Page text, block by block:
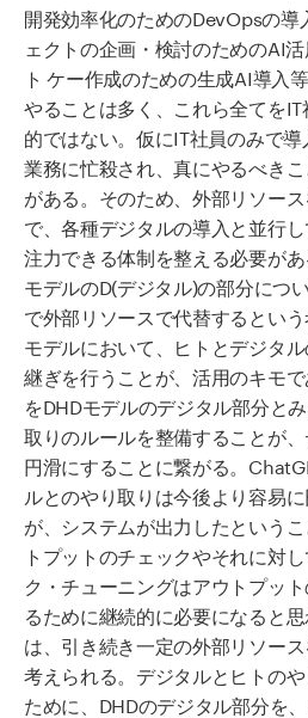
開発効率化のためのDevOpsの
ェクトの企画・検討のためのAI
ト ケー作成のための生成AI導入
やることは多く、これら全てを
的ではない。仮にIT社員のみで
業務に忙殺され、真にやるべき
がある。そのため、外部リソー
で、各種デジタルの導入と並行
注力できる体制を整える必要が
モデルのD(デジタル)の部分につ
で外部リソースで代替するとい
モデルにおいて、ヒトとデジタ
継ぎを行うことが、活用のキモ
をDHDモデルのデジタル部分と
取りのルールを整備することが
円滑にすることに繋がる。
ルとのやり取りは今後より容易
が、システムが出力したという
トプットのチェックやそれに対
ク・チューニングはアウトプッ
るために継続的に必要になると
は、引き続き一定の外部リソー
考えられる。デジタルとヒトの
ために、DHDのデジタル部分を